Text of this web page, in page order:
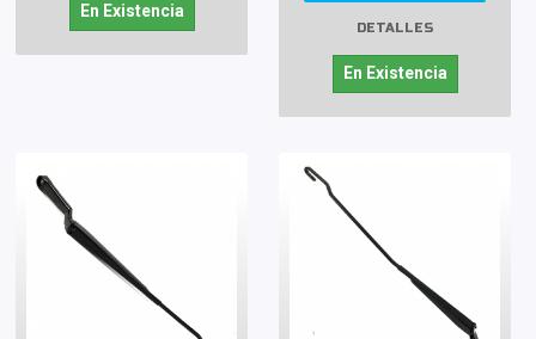
En Existencia
DETALLES
En Existencia